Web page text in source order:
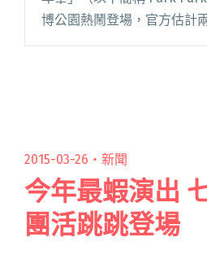
博公園熱鬧登場，官方估計
2015-03-26・ 新聞
今年最蝦演出
團活跳跳登場